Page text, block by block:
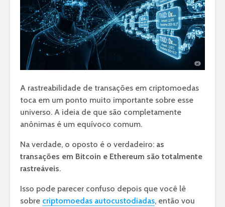
A rastreabilidade de transações em criptomoedas
toca em um ponto muito importante sobre esse
universo. A ideia de que são completamente
anônimas é um equívoco comum.
Na verdade, o oposto é o verdadeiro: as
transações em Bitcoin e Ethereum são totalmente
rastreáveis.
Isso pode parecer confuso depois que você lê
sobre criptomoedas autocustodiadas, então vou